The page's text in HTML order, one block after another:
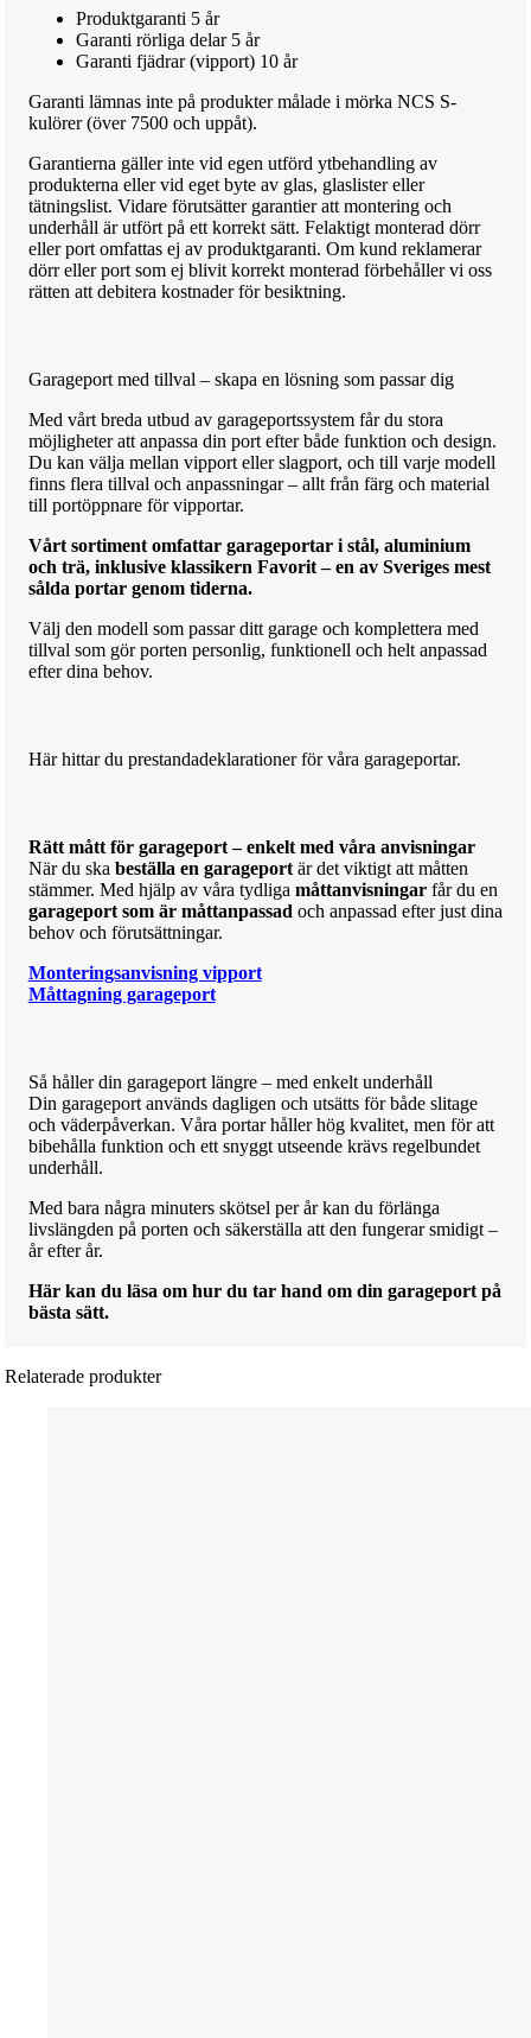
Produktgaranti 5 år
Garanti rörliga delar 5 år
Garanti fjädrar (vipport) 10 år
Garanti lämnas inte på produkter målade i mörka NCS S-
kulörer (över 7500 och uppåt).
Garantierna gäller inte vid egen utförd ytbehandling av
produkterna eller vid eget byte av glas, glaslister eller
tätningslist. Vidare förutsätter garantier att montering och
underhåll är utfört på ett korrekt sätt. Felaktigt monterad dörr
eller port omfattas ej av produktgaranti. Om kund reklamerar
dörr eller port som ej blivit korrekt monterad förbehåller vi oss
rätten att debitera kostnader för besiktning.
Garageport med tillval – skapa en lösning som passar dig
Med vårt breda utbud av garageportssystem får du stora
möjligheter att anpassa din port efter både funktion och design.
Du kan välja mellan vipport eller slagport, och till varje modell
finns flera tillval och anpassningar – allt från färg och material
till portöppnare för vipportar.
Vårt sortiment omfattar garageportar i stål, aluminium
och trä, inklusive klassikern Favorit – en av Sveriges mest
sålda portar genom tiderna.
Välj den modell som passar ditt garage och komplettera med
tillval som gör porten personlig, funktionell och helt anpassad
efter dina behov.
Här hittar du prestandadeklarationer för våra garageportar.
Rätt mått för garageport – enkelt med våra anvisningar
När du ska beställa en garageportär det viktigt att måtten
stämmer. Med hjälp av våra tydliga måttanvisningarfår du en
garageport som är måttanpassad och anpassad efter just dina
behov och förutsättningar.
Monteringsanvisning vipport
Måttagning garageport
Så håller din garageport längre – med enkelt underhåll
Din garageport används dagligen och utsätts för både slitage
och väderpåverkan. Våra portar håller hög kvalitet, men för att
bibehålla funktion och ett snyggt utseende krävs regelbundet
underhåll.
Med bara några minuters skötsel per år kan du förlänga
livslängden på porten och säkerställa att den fungerar smidigt –
år efter år.
Här kan du läsa om hur du tar hand om din garageport på
bästa sätt.
Relaterade produkter